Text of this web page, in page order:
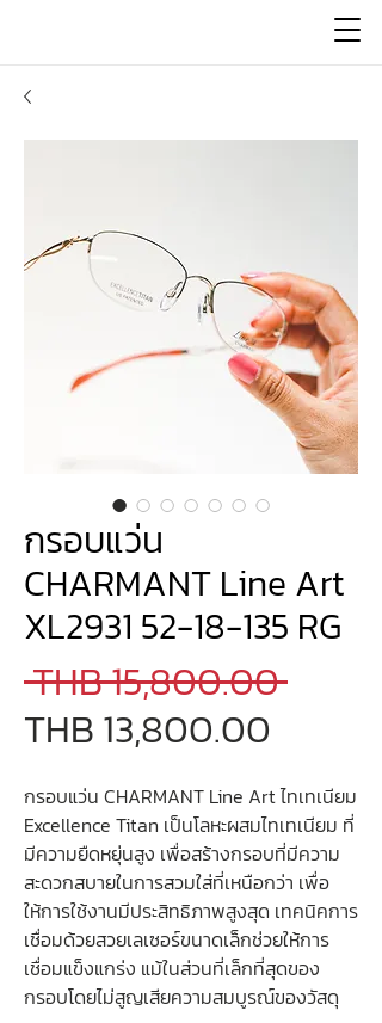
กรอบแว่น
CHARMANT Line Art
XL2931 52-18-135 RG
THB 15,800.00
THB 13,800.00
Price
กรอบแว่น CHARMANT Line Art ไทเทเนียม
Excellence Titan เป็นโลหะผสมไทเทเนียม ที่
มีความยืดหยุ่นสูง เพื่อสร้างกรอบที่มีความ
สะดวกสบายในการสวมใส่ที่เหนือกว่า เพื่อ
ให้การใช้งานมีประสิทธิภาพสูงสุด เทคนิคการ
เชื่อมด้วยสวยเลเซอร์ขนาดเล็กช่วยให้การ
เชื่อมแข็งแกร่ง แม้ในส่วนที่เล็กที่สุดของ
กรอบโดยไม่สูญเสียความสมบูรณ์ของวัสดุ